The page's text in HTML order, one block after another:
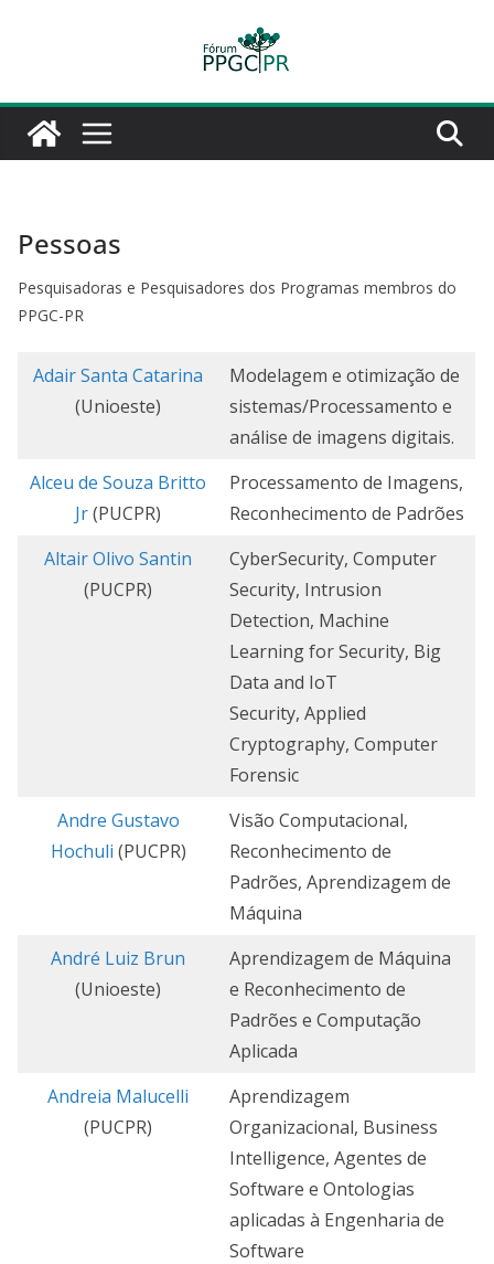
conteúdo
Pessoas
Pesquisadoras e Pesquisadores dos Programas membros do
PPGC-PR
Adair Santa Catarina
(Unioeste)
Modelagem e otimização de
sistemas/Processamento e
análise de imagens digitais.
Alceu de Souza Britto
Jr(PUCPR)
Processamento de Imagens,
Reconhecimento de Padrões
Altair Olivo Santin
(PUCPR)
CyberSecurity, Computer
Security, Intrusion
Detection, Machine
Learning for Security, Big
Data and IoT
Security, Applied
Cryptography, Computer
Forensic
Andre Gustavo
Hochuli (PUCPR)
Visão Computacional,
Reconhecimento de
Padrões, Aprendizagem de
Máquina
André Luiz Brun
(Unioeste)
Aprendizagem de Máquina
e Reconhecimento de
Padrões e Computação
Aplicada
Andreia Malucelli
(PUCPR)
Aprendizagem
Organizacional, Business
Intelligence, Agentes de
Software e Ontologias
aplicadas à Engenharia de
Software